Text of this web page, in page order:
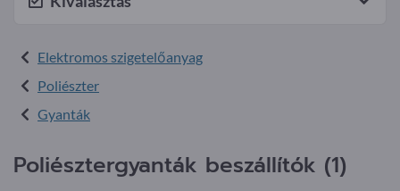
Elektromos szigetelőanyag
Poliészter
Gyanták
Poliésztergyanták beszállítók (1)